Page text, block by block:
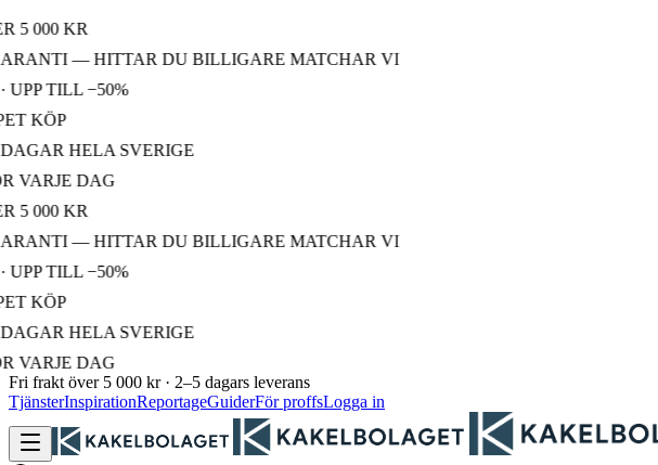
KR
— HITTAR DU BILLIGARE MATCHAR VI
TILL −50%
HELA SVERIGE
DAG
KR
— HITTAR DU BILLIGARE MATCHAR VI
TILL −50%
HELA SVERIGE
DAG
Fri frakt över 5 000 kr · 2–5 dagars leverans
TjänsterInspirationReportageGuiderFör proffsLogga in